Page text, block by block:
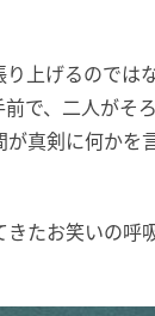
上げるのでは
で、二人がそ
真剣に何かを
たお笑いの呼